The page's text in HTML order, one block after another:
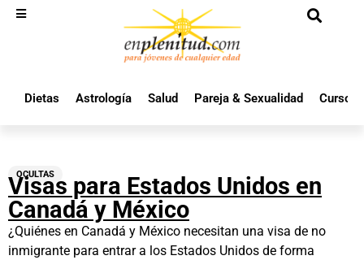
Dietas Astrología Salud Pareja & Sexualidad Cursos
OCULTAS
Visas para Estados Unidos en
Canadá y México
¿Quiénes en Canadá y México necesitan una visa de no
inmigrante para entrar a los Estados Unidos de forma